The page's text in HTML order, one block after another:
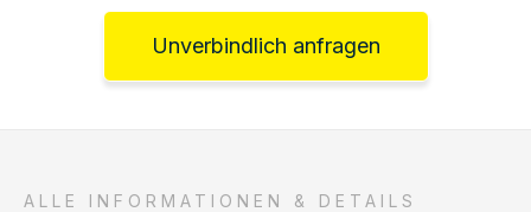
Unverbindlich anfragen
ALLE INFORMATIONEN & DETAILS